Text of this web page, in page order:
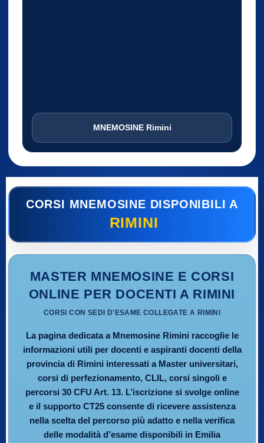
MNEMOSINE Rimini
CORSI MNEMOSINE DISPONIBILI A
RIMINI
MASTER MNEMOSINE E CORSI
ONLINE PER DOCENTI A RIMINI
CORSI CON SEDI D'ESAME COLLEGATE A RIMINI
La pagina dedicata a Mnemosine Rimini raccoglie le
informazioni utili per docenti e aspiranti docenti della
provincia di Rimini interessati a Master universitari,
corsi di perfezionamento, CLIL, corsi singoli e
percorsi 30 CFU Art. 13. L’iscrizione si svolge online
e il supporto CT25 consente di ricevere assistenza
nella scelta del percorso più adatto e nella verifica
delle modalità d’esame disponibili in Emilia